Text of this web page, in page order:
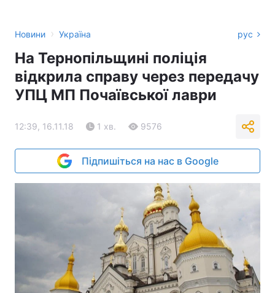
Новини › Україна рус
На Тернопільщині поліція
відкрила справу через передачу
УПЦ МП Почаївської лаври
12:39, 16.11.18 1 хв. 9576
Підпишіться на нас в Google